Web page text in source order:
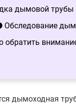
дымовой трубы
Обследование
обратить
дымоходная